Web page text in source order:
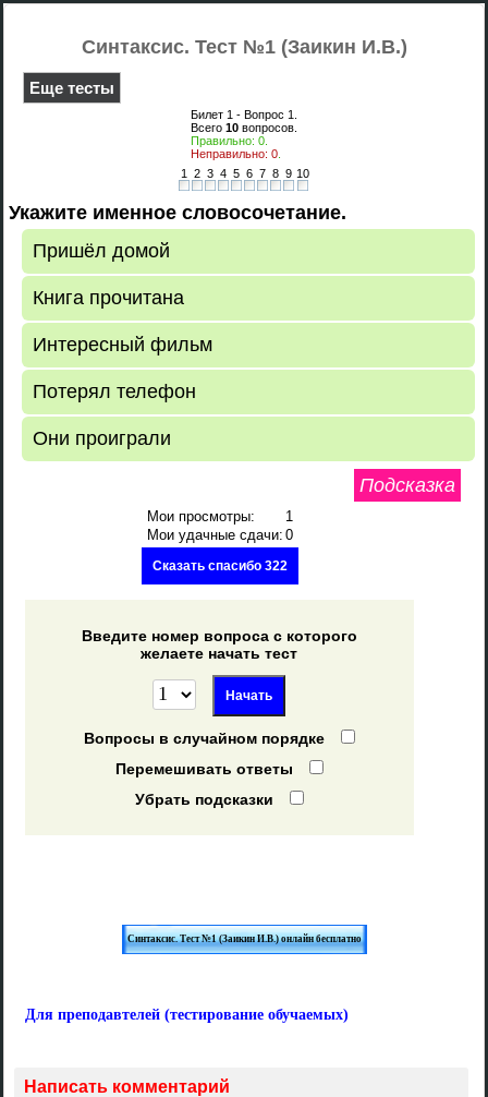
Синтаксис. Тест №1 (Заикин И.В.)
Еще тесты
Билет 1 - Вопрос 1
Всего 10 вопросов.
Правильно: 0
Неправильно: 0
1
2 3 4 5 6 7 8 9 10
Укажите именное словосочетание.
Пришёл домой
Книга прочитана
Интересный фильм
Потерял телефон
Они проиграли
Подсказка
Мои просмотры:
1
Мои удачные сдачи: 0
Сказать спасибо 322
Введите номер вопроса с которого
желаете начать тест
Вопросы в случайном порядке
Перемешивать ответы
Убрать подсказки
Синтаксис. Тест №1 (Заикин И.В.) онлайн бесплатно
Для преподавтелей (тестирование обучаемых)
Написать комментарий